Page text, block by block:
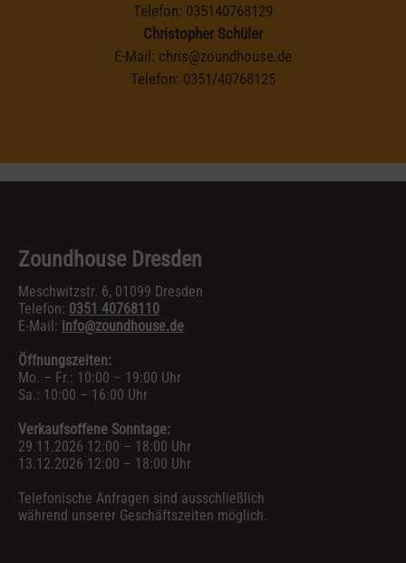
Telefon: 035140768129
Christopher Schüler
E-Mail: chris@zoundhouse.de
Telefon: 0351/40768125
Zoundhouse Dresden
Meschwitzstr. 6, 01099 Dresden
Telefon: 0351 40768110
E-Mail: info@zoundhouse.de
Öffnungszeiten:
Mo. – Fr.: 10:00 – 19:00 Uhr
Sa.: 10:00 – 16:00 Uhr
Verkaufsoffene Sonntage:
29.11.2026 12:00 – 18:00 Uhr
13.12.2026 12:00 – 18:00 Uhr
Telefonische Anfragen sind ausschließlich
während unserer Geschäftszeiten möglich.